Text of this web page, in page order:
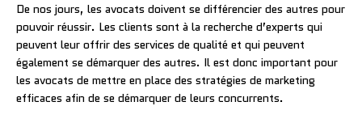
De nos jours, les avocats doivent se différencier des autres pour
pouvoir réussir. Les clients sont à la recherche d’experts qui
peuvent leur offrir des services de qualité et qui peuvent
également se démarquer des autres. Il est donc important pour
les avocats de mettre en place des stratégies de marketing
efficaces afin de se démarquer de leurs concurrents.